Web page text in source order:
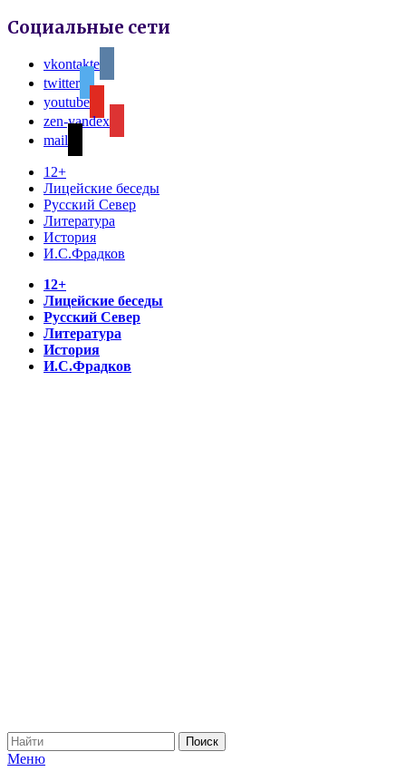
Социальные сети
vkontakte
twitter
youtube
zen-yandex
mail
12+
Лицейские беседы
Русский Север
Литература
История
И.С.Фрадков
12+
Лицейские беседы
Русский Север
Литература
История
И.С.Фрадков
Меню